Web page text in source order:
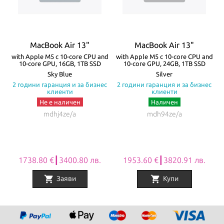
жак. Батерията на MacBook Air издържа до 18 часа с едно
Всички Apple продукти предлагани отNovMak.comимат
стандартна международна гаранция и подлежат на гаранционно
обслужване от Apple Authorized Service Provider (официални
сервизни центрове на Apple).
MacBook Air 13"
with Apple M5 с 10-core CPU and
10-core GPU, 16GB, 1TB SSD
Sky Blue
2 години гаранция и за бизнес
клиенти
Не е наличен
mdhj4ze/a
1738.80 €┃3400.80 лв.
shopping_cart Заяви
MacBook Air 13"
with Apple M5 с 10-core CPU and
10-core GPU, 24GB, 1TB SSD
Silver
2 години гаранция и за бизнес
клиенти
Наличен
mdh94ze/a
1953.60 €┃3820.91 лв.
shopping_cart Купи